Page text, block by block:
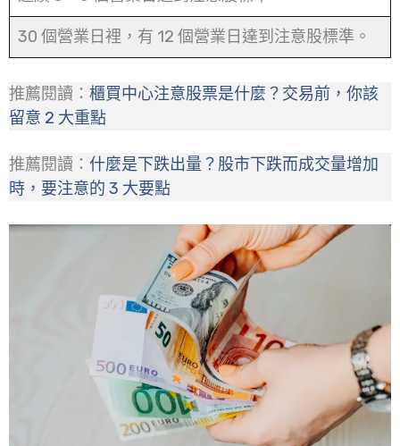
30 個營業日裡，有 12 個營業日達到注意股標準。
推薦閱讀： 櫃買中心注意股票是什麼？交易前，你該
留意 2 大重點
推薦閱讀： 什麼是下跌出量？股市下跌而成交量增加
時，要注意的 3 大要點